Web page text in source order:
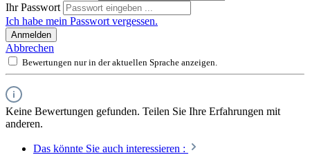
Ihr Passwort
Ich habe mein Passwort vergessen.
Anmelden
Abbrechen
Bewertungen nur in der aktuellen Sprache anzeigen.
Keine Bewertungen gefunden. Teilen Sie Ihre Erfahrungen mit
anderen.
Das könnte Sie auch interessieren :